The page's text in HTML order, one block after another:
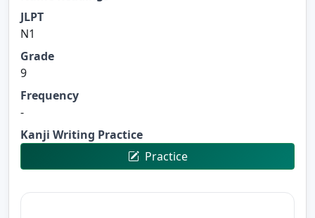
JLPT
N1
Grade
9
Frequency
-
Kanji Writing Practice
Practice